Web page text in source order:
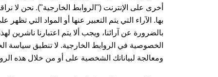
أخرى على الإنترنت ("الروابط الخارجية"). نحن لا
بها. الآراء التي يتم التعبير عنها أو المواد التي
بالضرورة عن آرائنا، ويجب ألا يتم اعتبارنا
الخصوصية في الروابط الخارجية. لا تنطبق سياسة
ومعالجة لبياناتك الشخصية على أو من خلال هذه